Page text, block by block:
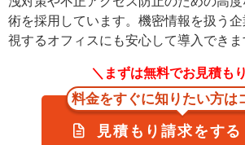
術を採用しています。機密情報を扱う
視するオフィスにも安心して導入できま
＼まずは無料でお見積も
料金をすぐに知りたい方は
見積もり請求をする